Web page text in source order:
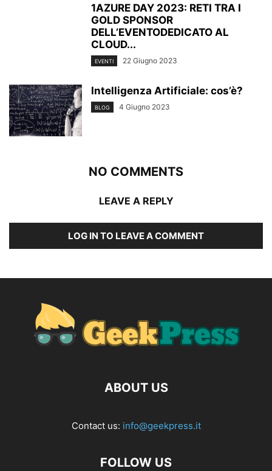
1AZURE DAY 2023: RETI TRA I
GOLD SPONSOR
DELL’EVENTODEDICATO AL
CLOUD...
EVENTI 22 Giugno 2023
Intelligenza Artificiale: cos’è?
BLOG 4 Giugno 2023
NO COMMENTS
LEAVE A REPLY
LOG IN TO LEAVE A COMMENT
ABOUT US
Contact us: info@geekpress.it
FOLLOW US